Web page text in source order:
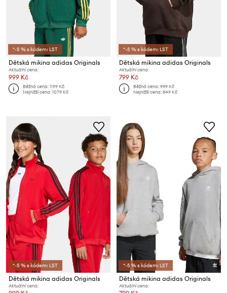
*-5 % s kódem: LST
Dětská mikina adidas Originals
Aktuální cena:
999 Kč
Běžná cena:1199 Kč
Nejnižší cena:1079 Kč
*-5 % s kódem: LST
Dětská mikina adidas Originals
Aktuální cena:
799 Kč
Běžná cena:999 Kč
Nejnižší cena:849 Kč
*-5 % s kódem: LST
Dětská mikina adidas Originals
Aktuální cena:
*-5 % s kódem: LST
Dětská mikina adidas Originals
Aktuální cena: